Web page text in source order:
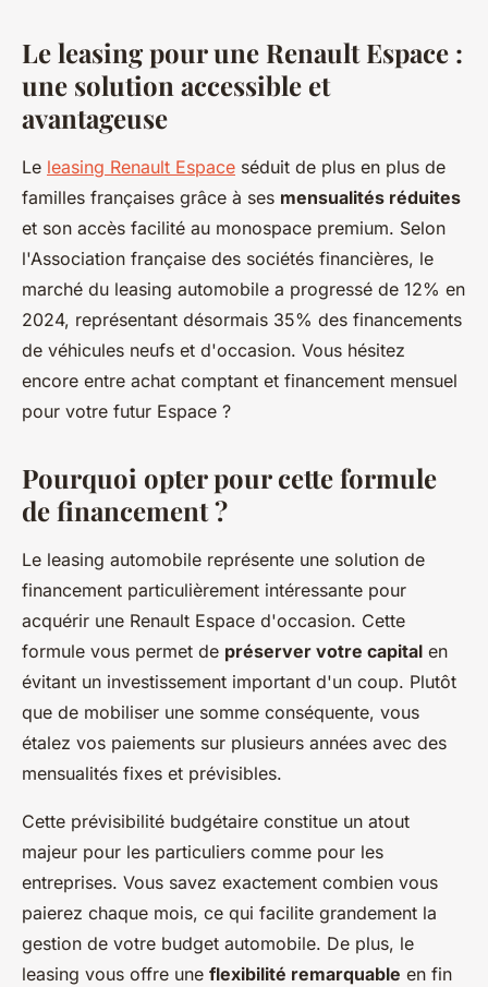
Leasing renault espace :
modèles variés à prix
compétitifs
Martin•13 janvier 2026•7 min de lecture
Le leasing pour une Renault Espace :
une solution accessible et
avantageuse
Le leasing Renault Espace séduit de plus en plus de
familles françaises grâce à ses mensualités réduites
et son accès facilité au monospace premium. Selon
l'Association française des sociétés financières, le
marché du leasing automobile a progressé de 12% en
2024, représentant désormais 35% des financements
de véhicules neufs et d'occasion. Vous hésitez
encore entre achat comptant et financement mensuel
pour votre futur Espace ?
Pourquoi opter pour cette formule
de financement ?
Le leasing automobile représente une solution de
financement particulièrement intéressante pour
acquérir une Renault Espace d'occasion. Cette
formule vous permet de préserver votre capital en
évitant un investissement important d'un coup. Plutôt
que de mobiliser une somme conséquente, vous
étalez vos paiements sur plusieurs années avec des
mensualités fixes et prévisibles.
Cette prévisibilité budgétaire constitue un atout
majeur pour les particuliers comme pour les
entreprises. Vous savez exactement combien vous
paierez chaque mois, ce qui facilite grandement la
gestion de votre budget automobile. De plus, le
leasing vous offre une flexibilité remarquable en fin